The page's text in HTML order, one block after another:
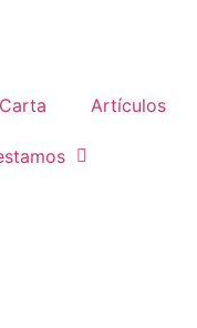
Carta Artículos